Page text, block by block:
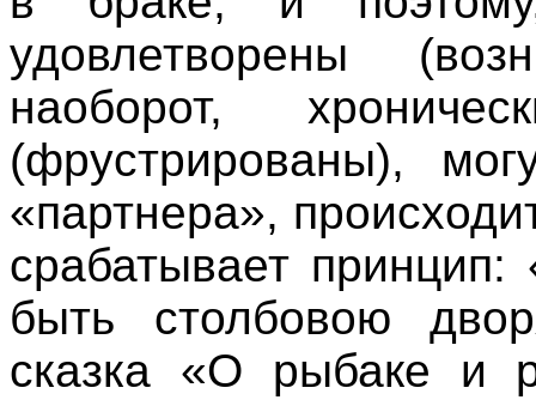
удовлетворены
наоборот,
(фрустрированы),
«партнера»,
срабатывает принцип:
быть столбовою
сказка «О рыбаке и